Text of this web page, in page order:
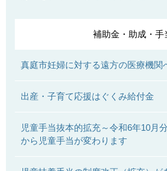
補助金・助成・手
真庭市妊婦に対する遠方の医療機関
出産・子育て応援はぐくみ給付金
児童手当抜本的拡充～令和6年10月
から児童手当が変わります